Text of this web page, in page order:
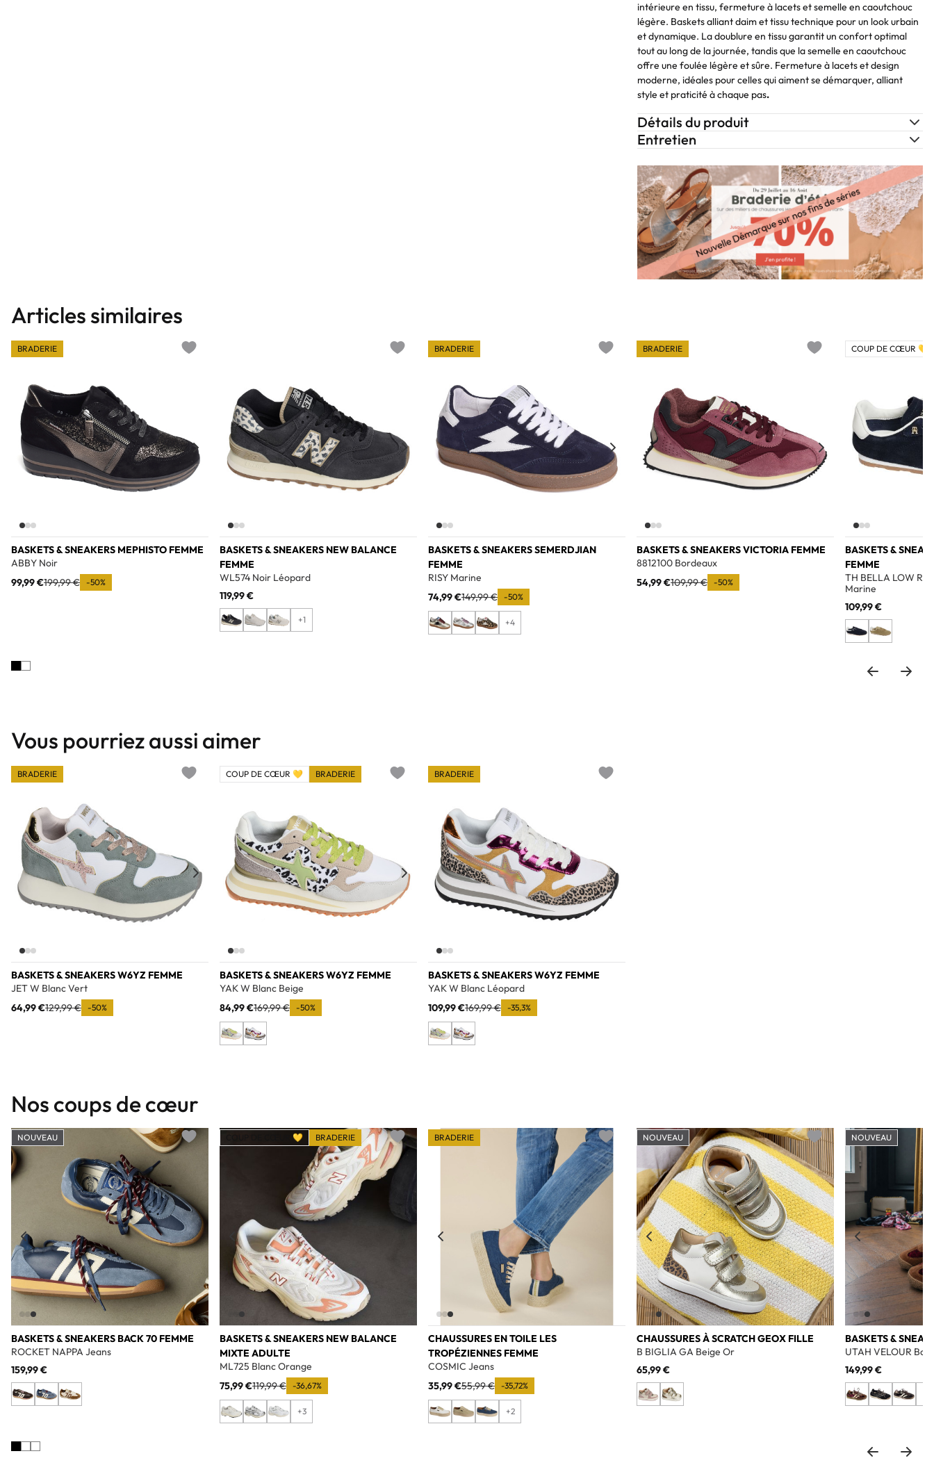
intérieure en tissu, fermeture à lacets et semelle en caoutchouc
légère. Baskets alliant daim et tissu technique pour un look urbain
et dynamique. La doublure en tissu garantit un confort optimal
tout au long de la journée, tandis que la semelle en caoutchouc
offre une foulée légère et sûre. Fermeture à lacets et design
moderne, idéales pour celles qui aiment se démarquer, alliant
style et praticité à chaque pas.
Détails du produit
Entretien
Articles similaires
BASKETS & SNEAKERS MEPHISTO FEMME
ABBY Noir
99,99 €199,99 € -50%
BRADERIE
BASKETS & SNEAKERS NEW BALANCE
FEMME
WL574 Noir Léopard
119,99 €
+1
BASKETS & SNEAKERS SEMERDJIAN
FEMME
RISY Marine
74,99 €149,99 € -50%
+4
BRADERIE
BASKETS & SNEAKERS VICTORIA FEMME
8812100 Bordeaux
54,99 €109,99 € -50%
BRADERIE
BASKETS &
FEMME
TH BELLA LOW
Marine
109,99 €
COUP DE CŒUR 💛
Vous pourriez aussi aimer
BASKETS & SNEAKERS W6YZ FEMME
JET W Blanc Vert
64,99 €129,99 € -50%
BRADERIE
BASKETS & SNEAKERS W6YZ FEMME
YAK W Blanc Beige
84,99 €169,99 € -50%
COUP DE CŒUR 💛 BRADERIE
BASKETS & SNEAKERS W6YZ FEMME
YAK W Blanc Léopard
109,99 €169,99 € -35,3%
BRADERIE
Nos coups de cœur
BASKETS & SNEAKERS BACK 70 FEMME
ROCKET NAPPA Jeans
159,99 €
NOUVEAU
Add to wishlist
BASKETS & SNEAKERS NEW BALANCE
MIXTE ADULTE
ML725 Blanc Orange
75,99 €119,99 € -36,67%
+3
COUP DE CŒUR 💛 BRADERIE
Add to wishlist
CHAUSSURES EN TOILE LES
TROPÉZIENNES FEMME
COSMIC Jeans
35,99 €55,99 € -35,72%
+2
BRADERIE
Add to wishlist
CHAUSSURES À SCRATCH GEOX FILLE
B BIGLIA GA Beige Or
65,99 €
NOUVEAU
Add to wishlist
BASKETS &
UTAH VELOUR
149,99 €
NOUVEAU